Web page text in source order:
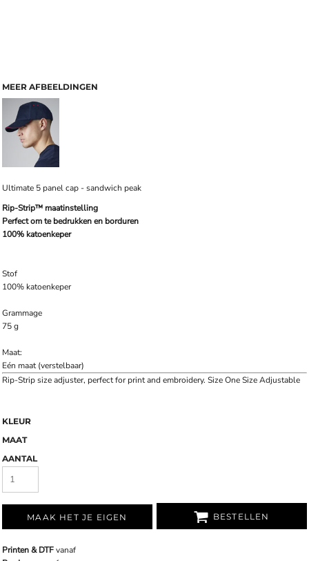
MEER AFBEELDINGEN
Ultimate 5 panel cap - sandwich peak
Rip-Strip™ maatinstelling
Perfect om te bedrukken en borduren
100% katoenkeper
Stof
100% katoenkeper
Grammage
75 g
Maat:
Eén maat (verstelbaar)
Rip-Strip size adjuster, perfect for print and embroidery. Size One Size Adjustable
KLEUR
MAAT
AANTAL
MAAK HET JE EIGEN BESTELLEN
Printen & DTFvanaf